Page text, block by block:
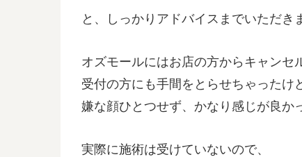
と、しっかりアドバイスまでいただき
オズモールにはお店の方からキャンセ
受付の方にも手間をとらせちゃったけ
嫌な顔ひとつせず、かなり感じが良か
実際に施術は受けていないので、